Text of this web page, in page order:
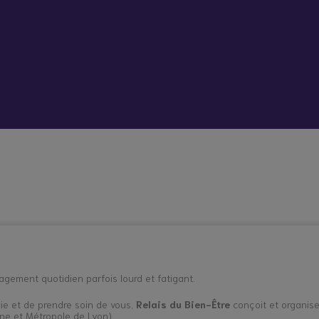
quotidien parfois lourd et fatigant.
et de prendre soin de vous, Relais du Bien-Être conçoit et
et Métropole de Lyon)